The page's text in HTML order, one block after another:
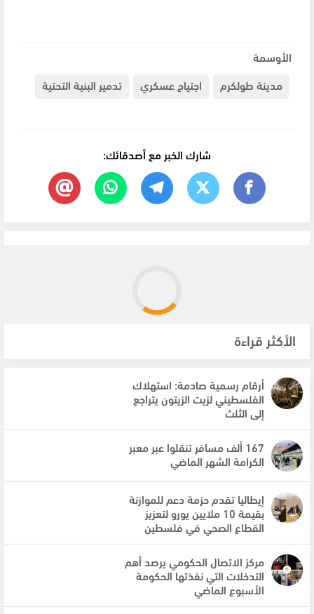
الأوسمة
مدينة طولكرم
اجتياح عسكري تدمير البنية التحتية
شارك الخبر مع أصدقائك:
الأكثر قراءة
أرقام رسمية صادمة: استهلاك
الفلسطيني لزيت الزيتون يتراجع
إلى الثلث
167 ألف مسافر تنقلوا عبر معبر
الكرامة الشهر الماضي
إيطاليا تقدم حزمة دعم للموازنة
بقيمة 10 ملايين يورو لتعزيز
القطاع الصحي في فلسطين
مركز الاتصال الحكومي يرصد أهم
التدخلات التي نفذتها الحكومة
الأسبوع الماضي